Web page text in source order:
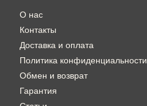
О нас
Контакты
Доставка и оплата
Политика конфиденциальности
Обмен и возврат
Гарантия